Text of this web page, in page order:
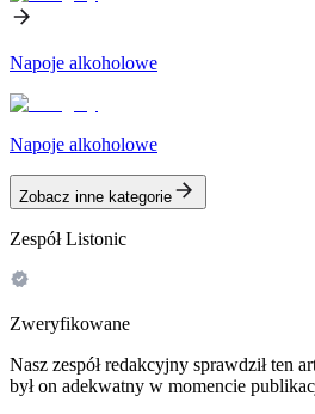
Napoje alkoholowe
Napoje alkoholowe
Zobacz inne kategorie
Zespół Listonic
Zweryfikowane
Nasz zespół redakcyjny sprawdził ten
był on adekwatny w momencie